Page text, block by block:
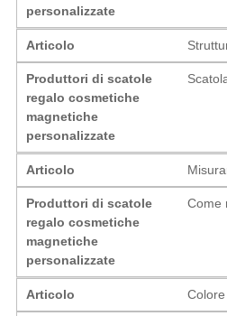
personalizzate
Articolo
Produttori di scatole
regalo cosmetiche
magnetiche
personalizzate
Articolo
Produttori di scatole
regalo cosmetiche
magnetiche
personalizzate
Come
Articolo Colore